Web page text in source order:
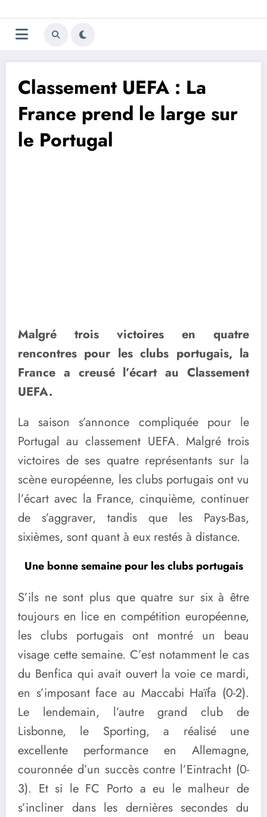
au
contenu
Trivela
L'actualité du football
Classement UEFA : La
France prend le large sur
le Portugal
Malgré trois victoires en quatre
rencontres pour les clubs portugais, la
France a creusé l’écart au Classement
UEFA.
La saison s’annonce compliquée pour le
Portugal au classement UEFA. Malgré trois
victoires de ses quatre représentants sur la
scène européenne, les clubs portugais ont vu
l’écart avec la France, cinquième, continuer
de s’aggraver, tandis que les Pays-Bas,
sixièmes, sont quant à eux restés à distance.
Une bonne semaine pour les clubs portugais
S’ils ne sont plus que quatre sur six à être
toujours en lice en compétition européenne,
les clubs portugais ont montré un beau
visage cette semaine. C’est notamment le cas
du Benfica qui avait ouvert la voie ce mardi,
en s’imposant face au Maccabi Haïfa (0-2).
Le lendemain, l’autre grand club de
Lisbonne, le Sporting, a réalisé une
excellente performance en Allemagne,
couronnée d’un succès contre l’Eintracht (0-
3). Et si le FC Porto a eu le malheur de
s’incliner dans les dernières secondes du